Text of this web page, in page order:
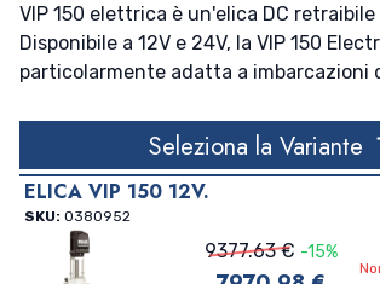
VIP 150 elettrica è un'elica DC
Disponibile a 12V e 24V, la VIP 150
particolarmente adatta a imbarcazioni
Elevate prestazioni e eccellente
questa unità uno standard da quasi 10
Recentemente aggiornata la VIP 150
nuovo sistema di controllo e tutte le
sicurezza comuni alle leiche di manovra
12V, Peso 40Kg, 2 Eliche, Spinta 96 Kg,
9,5 Hp, 660 Amp. Include joystick,
Seleziona la Variante
ELICA VIP 150 12V.
SKU: 0380952
9377.63 € -15%